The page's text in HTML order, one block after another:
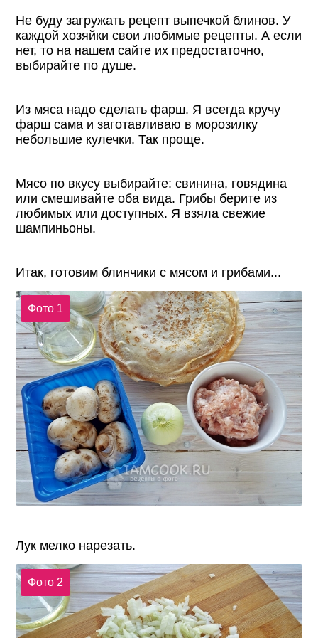
Не буду загружать рецепт выпечкой блинов. У
каждой хозяйки свои любимые рецепты. А если
нет, то на нашем сайте их предостаточно,
выбирайте по душе.
Из мяса надо сделать фарш. Я всегда кручу
фарш сама и заготавливаю в морозилку
небольшие кулечки. Так проще.
Мясо по вкусу выбирайте: свинина, говядина
или смешивайте оба вида. Грибы берите из
любимых или доступных. Я взяла свежие
шампиньоны.
Итак, готовим блинчики с мясом и грибами...
Фото 1
Лук мелко нарезать.
Фото 2